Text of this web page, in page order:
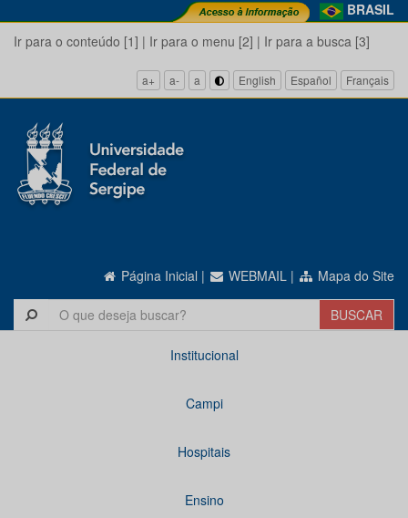
BRASIL
Ir para o conteúdo [1] | Ir para o menu [2] | Ir para a busca [3]
a+ a- a English Español Français
Página Inicial | WEBMAIL | Mapa do Site
Institucional
Campi
Hospitais
Ensino